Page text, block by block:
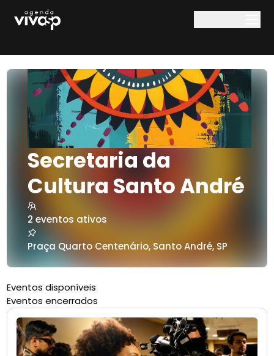
Secretaria da
Cultura Santo André
2 eventos ativos
Praça Quarto Centenário, Santo André, SP
Eventos disponíveis
Eventos encerrados